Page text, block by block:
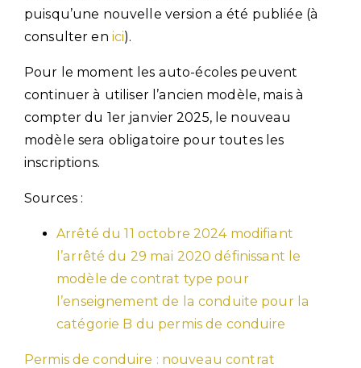
puisqu’une nouvelle version a été publiée (à
consulter en ici).
Pour le moment les auto-écoles peuvent
continuer à utiliser l’ancien modèle, mais à
compter du 1er janvier 2025, le nouveau
modèle sera obligatoire pour toutes les
inscriptions.
Sources :
Arrêté du 11 octobre 2024 modifiant
l’arrêté du 29 mai 2020 définissant le
modèle de contrat type pour
l’enseignement de la conduite pour la
catégorie B du permis de conduire
Permis de conduire : nouveau contrat